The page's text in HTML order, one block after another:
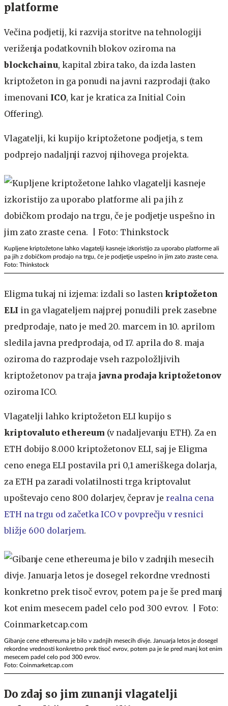
platforme
Večina podjetij, ki razvija storitve na tehnologiji
veriženja podatkovnih blokov oziroma na
blockchainu, kapital zbira tako, da izda lasten
kriptožeton in ga ponudi na javni razprodaji (tako
imenovani ICO, kar je kratica za Initial Coin
Offering).
Vlagatelji, ki kupijo kriptožetone podjetja, s tem
podprejo nadaljnji razvoj njihovega projekta.
Kupljene kriptožetone lahko vlagatelji kasneje izkoristijo za uporabo platforme ali
pa jih z dobičkom prodajo na trgu, če je podjetje uspešno in jim zato zraste cena.
Foto: Thinkstock
Eligma tukaj ni izjema: izdali so lasten kriptožeton
ELI in ga vlagateljem najprej ponudili prek zasebne
predprodaje, nato je med 20. marcem in 10. aprilom
sledila javna predprodaja, od 17. aprila do 8. maja
oziroma do razprodaje vseh razpoložljivih
kriptožetonov pa traja javna prodaja kriptožetonov
oziroma ICO.
Vlagatelji lahko kriptožeton ELI kupijo s
kriptovaluto ethereum (v nadaljevanju ETH). Za en
ETH dobijo 8.000 kriptožetonov ELI, saj je Eligma
ceno enega ELI postavila pri 0,1 ameriškega dolarja,
za ETH pa zaradi volatilnosti trga kriptovalut
upoštevajo ceno 800 dolarjev, čeprav je realna cena
ETH na trgu od začetka ICO v povprečju v resnici
bližje 600 dolarjem.
Gibanje cene ethereuma je bilo v zadnjih mesecih divje. Januarja letos je dosegel
rekordne vrednosti konkretno prek tisoč evrov, potem pa je še pred manj kot enim
mesecem padel celo pod 300 evrov.
Foto: Coinmarketcap.com
Do zdaj so jim zunanji vlagatelji